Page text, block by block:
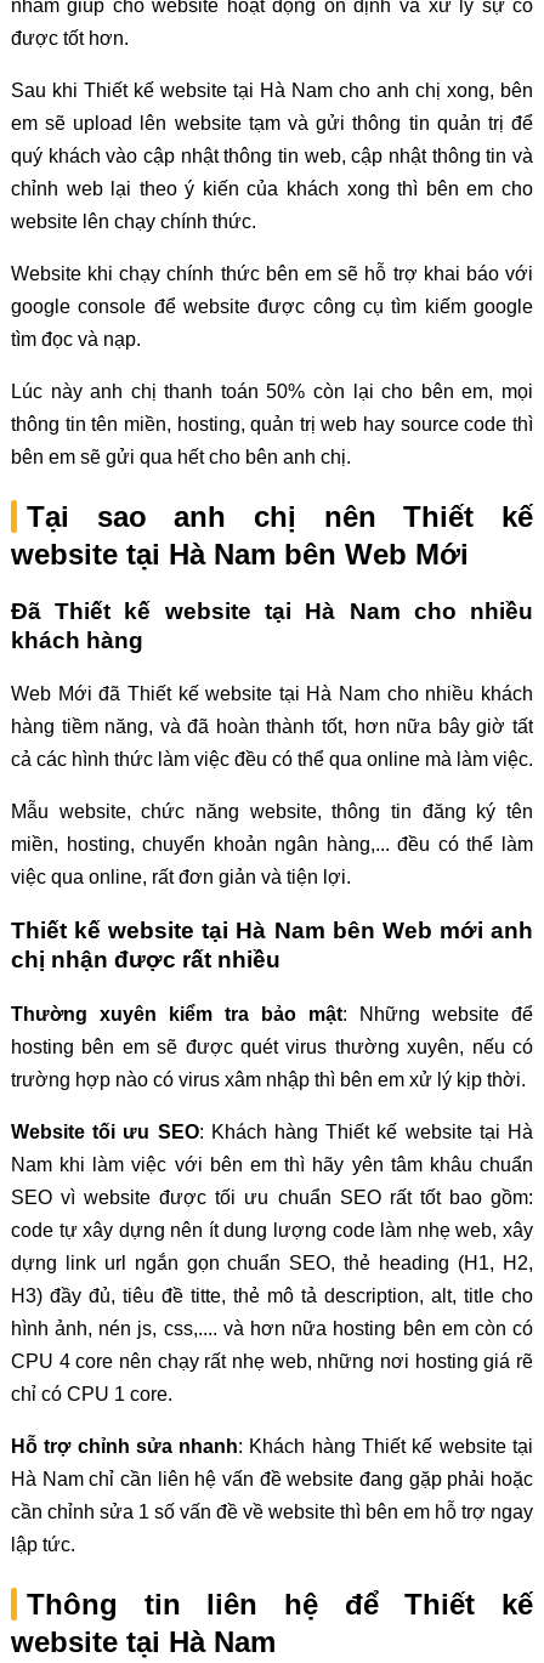
nhằm giúp cho website hoạt động ổn định và xử lý sự cố
được tốt hơn.
Sau khi Thiết kế website tại Hà Nam cho anh chị xong, bên
em sẽ upload lên website tạm và gửi thông tin quản trị để
quý khách vào cập nhật thông tin web, cập nhật thông tin và
chỉnh web lại theo ý kiến của khách xong thì bên em cho
website lên chạy chính thức.
Website khi chạy chính thức bên em sẽ hỗ trợ khai báo với
google console để website được công cụ tìm kiếm google
tìm đọc và nạp.
Lúc này anh chị thanh toán 50% còn lại cho bên em, mọi
thông tin tên miền, hosting, quản trị web hay source code thì
bên em sẽ gửi qua hết cho bên anh chị.
Tại sao anh chị nên Thiết kế
website tại Hà Nam bên Web Mới
Đã Thiết kế website tại Hà Nam cho nhiều
khách hàng
Web Mới đã Thiết kế website tại Hà Nam cho nhiều khách
hàng tiềm năng, và đã hoàn thành tốt, hơn nữa bây giờ tất
cả các hình thức làm việc đều có thể qua online mà làm việc.
Mẫu website, chức năng website, thông tin đăng ký tên
miền, hosting, chuyển khoản ngân hàng,... đều có thể làm
việc qua online, rất đơn giản và tiện lợi.
Thiết kế website tại Hà Nam bên Web mới anh
chị nhận được rất nhiều
Thường xuyên kiểm tra bảo mật: Những website để
hosting bên em sẽ được quét virus thường xuyên, nếu có
trường hợp nào có virus xâm nhập thì bên em xử lý kịp thời.
Website tối ưu SEO: Khách hàng Thiết kế website tại Hà
Nam khi làm việc với bên em thì hãy yên tâm khâu chuẩn
SEO vì website được tối ưu chuẩn SEO rất tốt bao gồm:
code tự xây dựng nên ít dung lượng code làm nhẹ web, xây
dựng link url ngắn gọn chuẩn SEO, thẻ heading (H1, H2,
H3) đầy đủ, tiêu đề titte, thẻ mô tả description, alt, title cho
hình ảnh, nén js, css,.... và hơn nữa hosting bên em còn có
CPU 4 core nên chạy rất nhẹ web, những nơi hosting giá rẽ
chỉ có CPU 1 core.
Hỗ trợ chỉnh sửa nhanh: Khách hàng Thiết kế website tại
Hà Nam chỉ cần liên hệ vấn đề website đang gặp phải hoặc
cần chỉnh sửa 1 số vấn đề về website thì bên em hỗ trợ ngay
lập tức.
Thông tin liên hệ để Thiết kế
website tại Hà Nam